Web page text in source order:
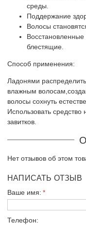
среды.
Поддержание
Волосы
блестящие.
Способ применения:
Ладонями
влажным
волосы сохнуть
Использовать средство
завитков.
Нет отзывов об этом
НАПИСАТЬ ОТЗЫВ
Ваше имя:
Телефон: